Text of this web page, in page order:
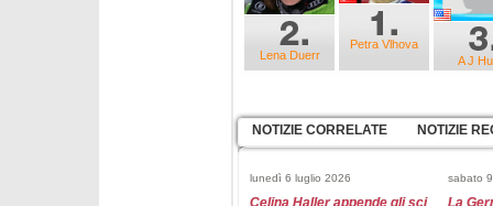
Petra Vlhova
Lena Duerr A J
NOTIZIE CORRELATE NOTIZIE
lunedì 6 luglio 2026
Celina Haller appende gli sci
sabato
La